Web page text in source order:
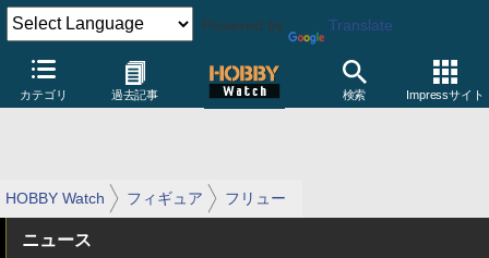
Powered by Translate
カテゴリ 過去記事 検索 Impressサイト
HOBBY Watch フィギュア フリュー
ニュース